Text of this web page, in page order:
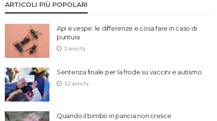
ARTICOLI PIÙ POPOLARI
Api e vespe: le differenze e cosa fare in caso di
puntura
3 anni fa
Sentenza finale per la frode su vaccini e autismo
12 anni fa
Quando il bimbo in pancia non cresce